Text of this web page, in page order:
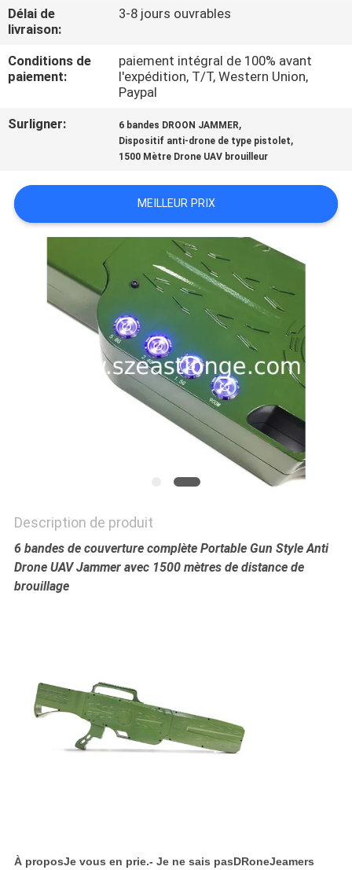
CONTRÔLE
QUALITÉ
CONTACTEZ-
NOUVELLES
DEMANDER
UN DEVIS
Délai de
livraison:
3-8 jours ouvrables
Conditions de
paiement:
paiement intégral de 100% avant
l'expédition, T/T, Western Union,
Paypal
Surligner:
6 bandes DROON JAMMER,
Dispositif anti-drone de type pistolet,
1500 Mètre Drone UAV brouilleur
MEILLEUR PRIX
Description de produit
6 bandes de couverture complète Portable Gun Style Anti
Drone UAV Jammer avec 1500 mètres de distance de
brouillage
À proposJe vous en prie.- Je ne sais pasDRoneJeamers